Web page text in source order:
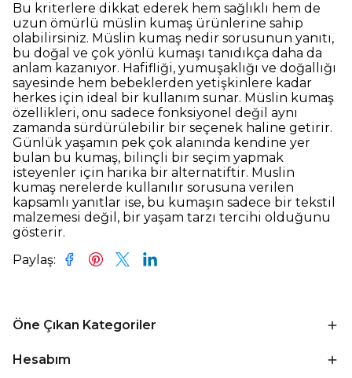
Bu kriterlere dikkat ederek hem sağlıklı hem de
uzun ömürlü müslin kumaş ürünlerine sahip
olabilirsiniz. Müslin kumaş nedir sorusunun yanıtı,
bu doğal ve çok yönlü kumaşı tanıdıkça daha da
anlam kazanıyor. Hafifliği, yumuşaklığı ve doğallığı
sayesinde hem bebeklerden yetişkinlere kadar
herkes için ideal bir kullanım sunar. Müslin kumaş
özellikleri, onu sadece fonksiyonel değil aynı
zamanda sürdürülebilir bir seçenek haline getirir.
Günlük yaşamın pek çok alanında kendine yer
bulan bu kumaş, bilinçli bir seçim yapmak
isteyenler için harika bir alternatiftir. Muslin
kumaş nerelerde kullanılır sorusuna verilen
kapsamlı yanıtlar ise, bu kumaşın sadece bir tekstil
malzemesi değil, bir yaşam tarzı tercihi olduğunu
gösterir.
Paylaş:
Öne Çıkan Kategoriler
Hesabım